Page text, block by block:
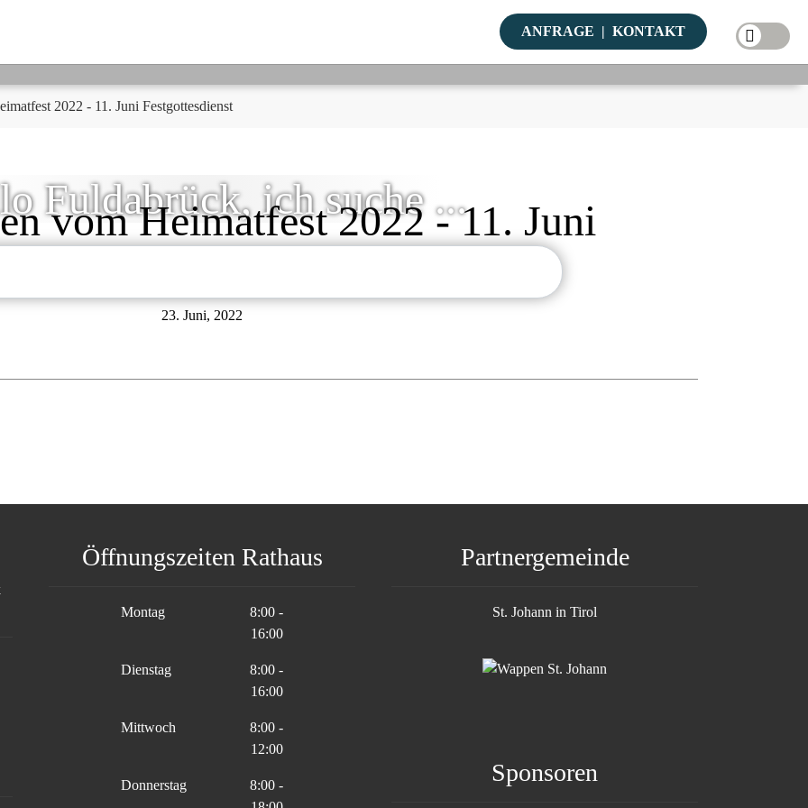
ANFRAGE | KONTAKT
Dark
Mode
Fuldabrück, ich suche ...
2022 - 11. Juni Festgottesdienst
vom Heimatfest 2022 - 11. Juni
23. Juni, 2022
Öffnungszeiten Rathaus
Montag
8:00 -
16:00
Dienstag
8:00 -
16:00
Mittwoch
8:00 -
12:00
Donnerstag
8:00 -
Partnergemeinde
St. Johann in Tirol
Sponsoren